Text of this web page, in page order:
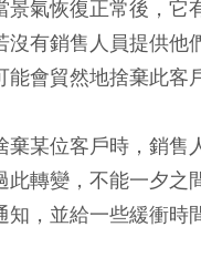
景氣恢復正常後，它
沒有銷售人員提供他
會貿然地捨棄此客
棄某位客戶時，銷售
此轉變，不能一夕之
知，並給一些緩衝時